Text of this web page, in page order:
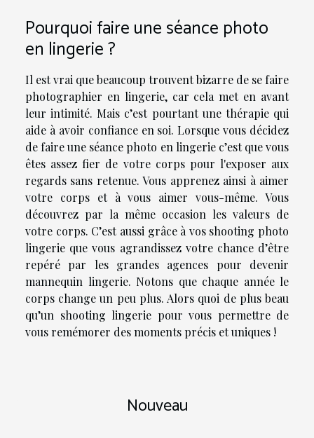
Pourquoi faire une séance photo
en lingerie ?
Il est vrai que beaucoup trouvent bizarre de se faire
photographier en lingerie, car cela met en avant
leur intimité. Mais c’est pourtant une thérapie qui
aide à avoir confiance en soi. Lorsque vous décidez
de faire une séance photo en lingerie c’est que vous
êtes assez fier de votre corps pour l'exposer aux
regards sans retenue. Vous apprenez ainsi à aimer
votre corps et à vous aimer vous-même. Vous
découvrez par la même occasion les valeurs de
votre corps. C’est aussi grâce à vos shooting photo
lingerie que vous agrandissez votre chance d’être
repéré par les grandes agences pour devenir
mannequin lingerie. Notons que chaque année le
corps change un peu plus. Alors quoi de plus beau
qu’un shooting lingerie pour vous permettre de
vous remémorer des moments précis et uniques !
Nouveau